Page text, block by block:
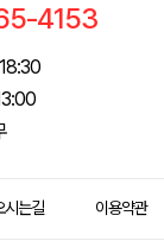
4153
시는길 이용약관